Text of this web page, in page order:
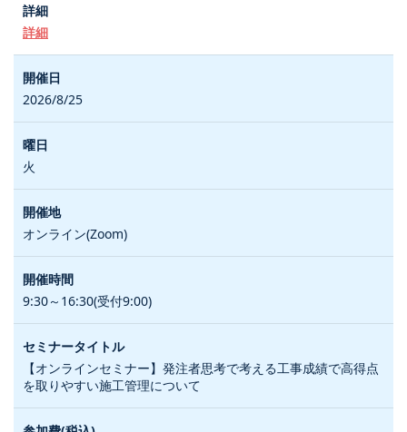
詳細
2026/8/25
火
オンライン(Zoom)
9:30～16:30(受付9:00)
【オンラインセミナー】発注者思考で考える工事成績で高得点
を取りやすい施工管理について